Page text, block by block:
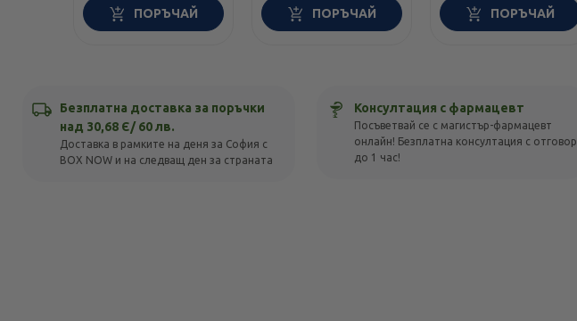
ПОРЪЧАЙ ПОРЪЧАЙ ПОРЪЧАЙ
Безплатна доставка за поръчки
над 30,68 Є/ 60 лв.
Доставка в рамките на деня за София с
BOX NOW и на следващ ден за страната
Консултация с фармацевт
Посъветвай се с магистър-фармацевт
онлайн! Безплатна консултация с отговор
до 1 час!